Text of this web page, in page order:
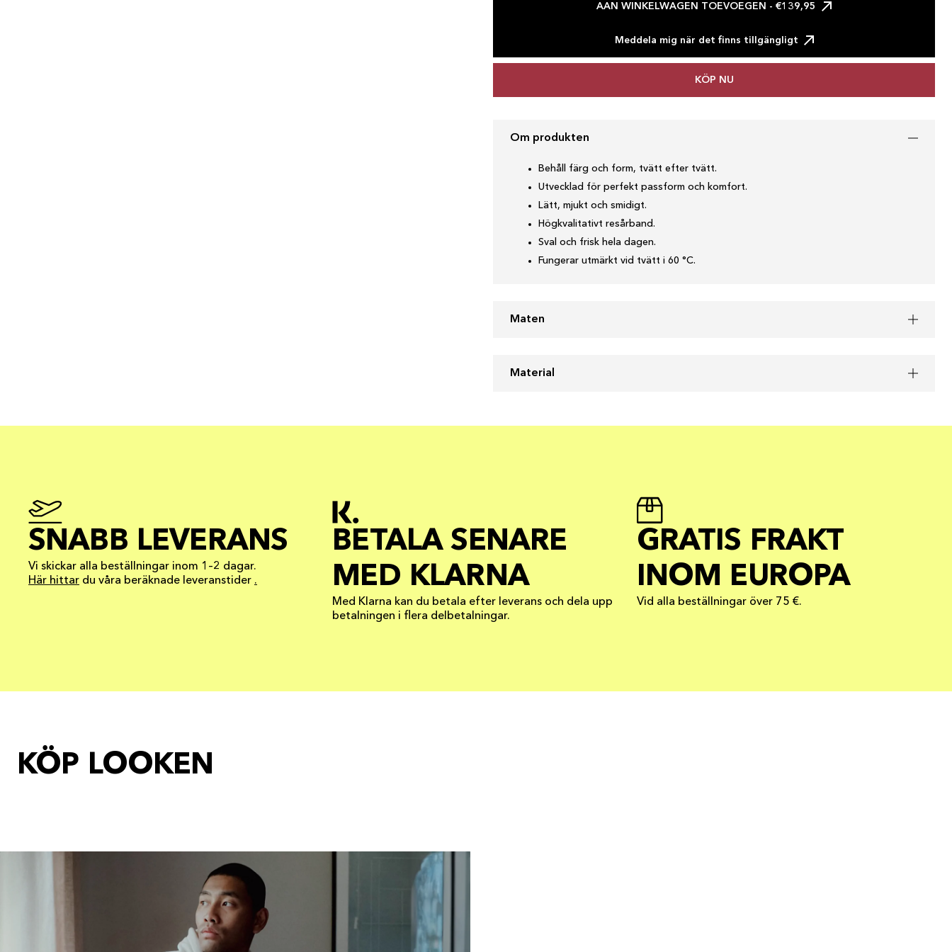
AAN WINKELWAGEN TOEVOEGEN - €139,95
Meddela mig när det finns tillgängligt
KÖP NU
Om produkten
Behåll färg och form, tvätt efter tvätt.
Utvecklad för perfekt passform och komfort.
Lätt, mjukt och smidigt.
Högkvalitativt resårband.
Sval och frisk hela dagen.
Fungerar utmärkt vid tvätt i 60 °C.
Maten
Material
SNABB LEVERANS
Vi skickar alla beställningar inom 1–2 dagar.
Här hittar du våra beräknade leveranstider .
BETALA SENARE
MED KLARNA
Med Klarna kan du betala efter leverans och dela upp
betalningen i flera delbetalningar.
GRATIS FRAKT
INOM EUROPA
Vid alla beställningar över 75 €.
KÖP LOOKEN